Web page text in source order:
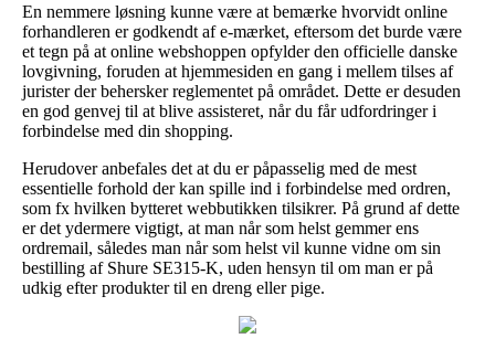
En nemmere løsning kunne være at bemærke hvorvidt online
forhandleren er godkendt af e-mærket, eftersom det burde være
et tegn på at online webshoppen opfylder den officielle danske
lovgivning, foruden at hjemmesiden en gang i mellem tilses af
jurister der behersker reglementet på området. Dette er desuden
en god genvej til at blive assisteret, når du får udfordringer i
forbindelse med din shopping.
Herudover anbefales det at du er påpasselig med de mest
essentielle forhold der kan spille ind i forbindelse med ordren,
som fx hvilken bytteret webbutikken tilsikrer. På grund af dette
er det ydermere vigtigt, at man når som helst gemmer ens
ordremail, således man når som helst vil kunne vidne om sin
bestilling af Shure SE315-K, uden hensyn til om man er på
udkig efter produkter til en dreng eller pige.